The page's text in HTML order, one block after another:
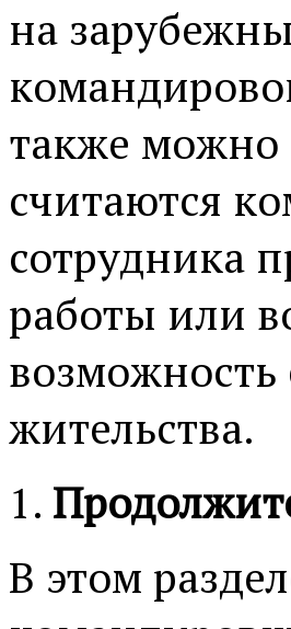
на
также можно
считаются
сотрудника
работы или
возможность
жительства.
В этом